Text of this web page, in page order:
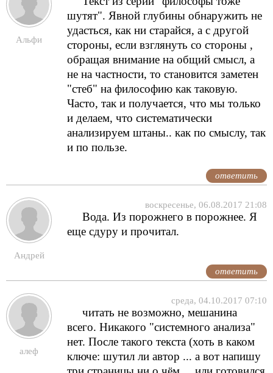
Альфи
шутят". Явной глубины обнаружить не
удасться, как ни старайся, а с другой
стороны, если взглянуть со стороны ,
обращая внимание на общий смысл, а
не на частности, то становится заметен
"стеб" на философию как таковую.
Часто, так и получается, что мы только
и делаем, что систематически
анализируем штаны.. как по смыслу, так
и по пользе.
ответить
Андрей
воскресенье, 06.08.2017 21:08
Вода. Из порожнего в порожнее. Я
еще сдуру и прочитал.
ответить
алеф
среда, 04.10.2017 07:10
читать не возможно, мешанина
всего. Никакого "системного анализа"
нет. После такого текста (хоть в каком
ключе: шутил ли автор ... а вот напишу